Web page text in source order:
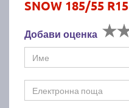
SNOW 185/55 R15
Добави оценка